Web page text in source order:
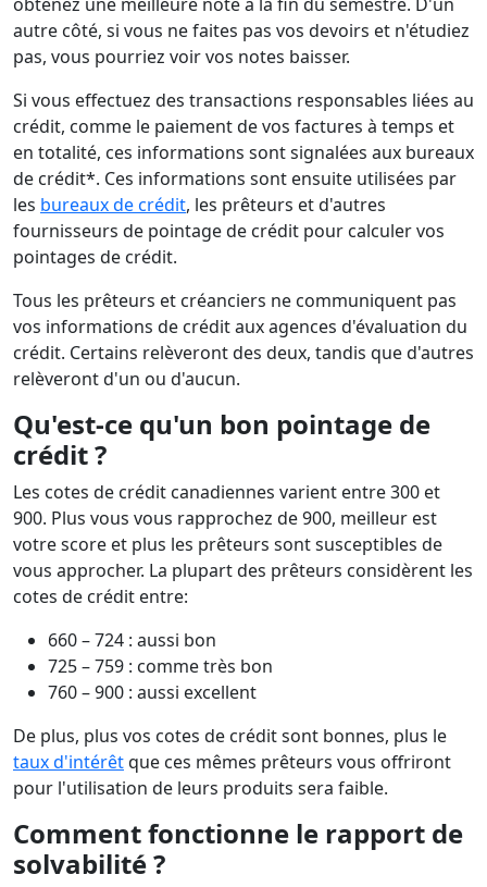
autre côté, si vous ne faites pas vos devoirs et n'étudiez
pas, vous pourriez voir vos notes baisser.
Si vous effectuez des transactions responsables liées au
crédit, comme le paiement de vos factures à temps et
en totalité, ces informations sont signalées aux bureaux
de crédit*. Ces informations sont ensuite utilisées par
les bureaux de crédit, les prêteurs et d'autres
fournisseurs de pointage de crédit pour calculer vos
pointages de crédit.
Tous les prêteurs et créanciers ne communiquent pas
vos informations de crédit aux agences d'évaluation du
crédit. Certains relèveront des deux, tandis que d'autres
relèveront d'un ou d'aucun.
Qu'est-ce qu'un bon pointage de
crédit ?
Les cotes de crédit canadiennes varient entre 300 et
900. Plus vous vous rapprochez de 900, meilleur est
votre score et plus les prêteurs sont susceptibles de
vous approcher. La plupart des prêteurs considèrent les
cotes de crédit entre:
660 – 724 : aussi bon
725 – 759 : comme très bon
760 – 900 : aussi excellent
De plus, plus vos cotes de crédit sont bonnes, plus le
taux d'intérêtque ces mêmes prêteurs vous offriront
pour l'utilisation de leurs produits sera faible.
Comment fonctionne le rapport de
solvabilité ?